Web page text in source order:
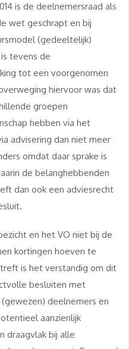
is de deelnemersraad als
wet geschrapt en bij
(gedeeltelijk)
tevens de
tot een voorgenomen
hiervoor was dat
groepen
hebben via het
advisering dan niet meer
omdat daar sprake is
de belanghebbenden
dan ook een adviesrecht
en het VO niet bij de
kortingen hoeven te
is het verstandig om dit
besluiten met
deelnemers en
aanzienlijk
draagvlak bij alle